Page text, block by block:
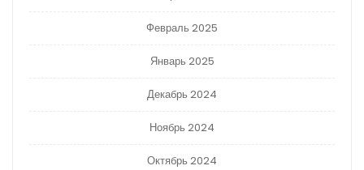
Февраль 2025
Январь 2025
Декабрь 2024
Ноябрь 2024
Октябрь 2024